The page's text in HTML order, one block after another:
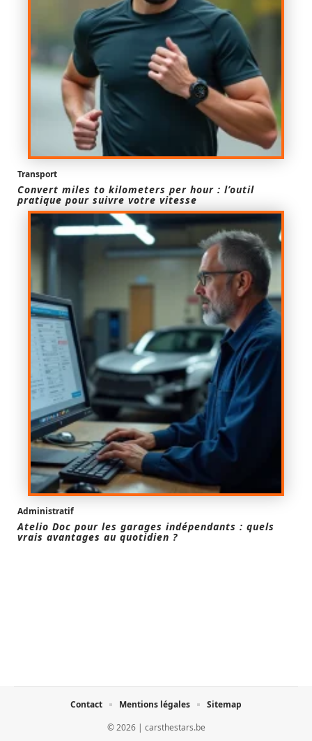
Transport
Convert miles to kilometers per hour : l’outil
pratique pour suivre votre vitesse
Administratif
Atelio Doc pour les garages indépendants : quels
vrais avantages au quotidien ?
© 2026 | carsthestars.be
Contact Mentions légales Sitemap